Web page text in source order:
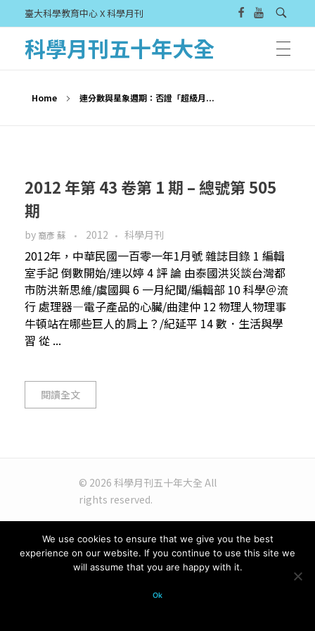
臺大科學教育中心 X 科學月刊
科學月刊五十年大全
Home 連分數與星象週期：否證「超級月...
2012 年第 43 卷第 1 期 – 總號第 505
期
by 裔彥 蘇 2012 科學月刊
2012年，中華民國一百零一年1月號 雜誌目錄 1 編輯
室手記 倒數開始/連以婷 4 評 論 由泰國洪災談台灣都
市防洪新思維/虞國興 6 一月紀聞/編輯部 10 科學＠流
行 處理器—電子產品的心臟/曲建仲 12 物理人物理事
牛頓站在哪些巨人的肩上？/紀延平 14 數．生活與學
習 從 ...
閱讀全文
© 2026 科學月刊五十年大全 All
rights reserved.
We use cookies to ensure that we give you the best
experience on our website. If you continue to use this site we
will assume that you are happy with it.
Ok